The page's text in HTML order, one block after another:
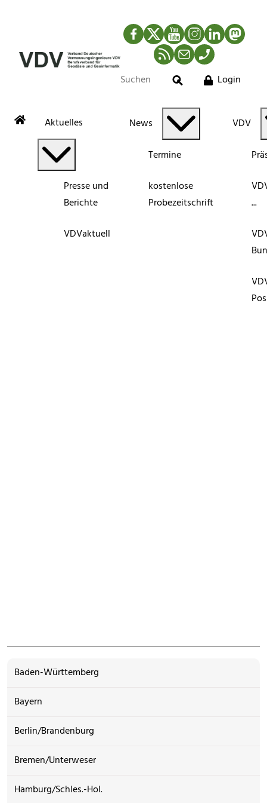
Facebook
TwitterYouTubeInstagram
LinkedIn
RSS-Newsfeed
MailTelefon
Suche
Login
Aktuelles
Presse und
Berichte
VDVaktuell
News
Termine
kostenlose
Probezeitschrift
VDV
...
Baden-Württemberg
Bayern
Berlin/Brandenburg
Bremen/Unterweser
Hamburg/Schles.-Hol.